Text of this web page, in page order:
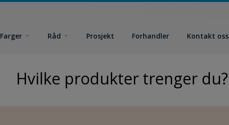
Farger Råd Prosjekt Forhandler Kontakt oss
Hvilke produkter trenger du?